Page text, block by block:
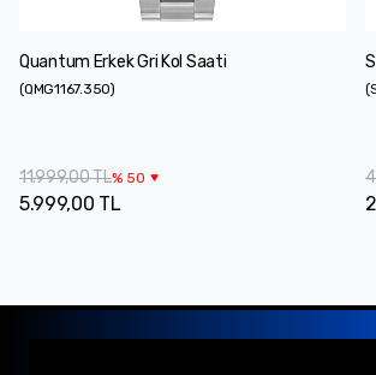
Quantum Erkek Gri Kol Saati
(QMG1167.350)
11.999,00 TL% 50
5.999,00 TL
(